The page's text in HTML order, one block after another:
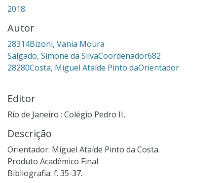
2018.
Autor
28314Bizoni, Vania Moura
Salgado, Simone da SilvaCoordenador682
28280Costa, Miguel Ataíde Pinto daOrientador
Editor
Rio de Janeiro : Colégio Pedro II,
Descrição
Orientador: Miguel Ataíde Pinto da Costa.
Produto Acadêmico Final
Bibliografia: f. 35-37.